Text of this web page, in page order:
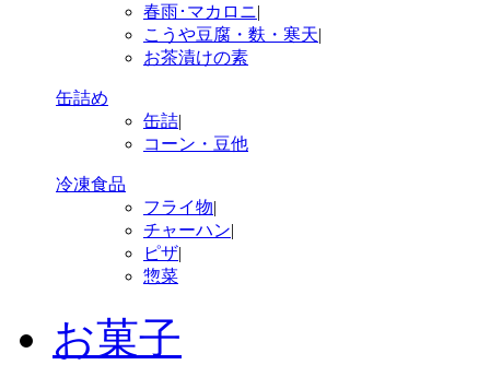
春雨･マカロニ|
こうや豆腐・麩・寒天|
お茶漬けの素
缶詰め
缶詰|
コーン・豆他
冷凍食品
フライ物|
チャーハン|
ピザ|
惣菜
お菓子